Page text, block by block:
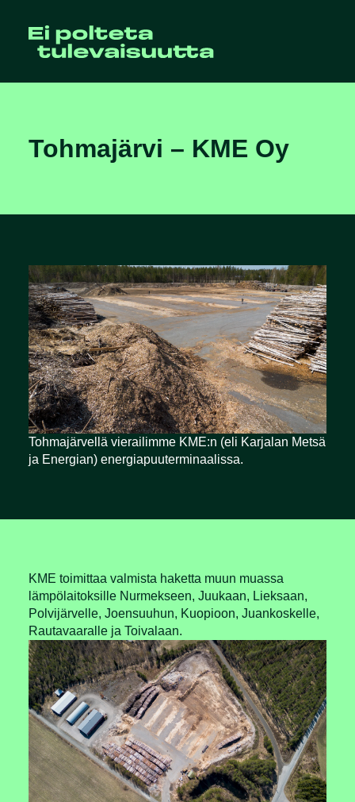
Tohmajärvi – KME Oy
Tohmajärvellä vierailimme KME:n (eli Karjalan Metsä
ja Energian) energiapuuterminaalissa.
KME toimittaa valmista haketta muun muassa
lämpölaitoksille Nurmekseen, Juukaan, Lieksaan,
Polvijärvelle, Joensuuhun, Kuopioon, Juankoskelle,
Rautavaaralle ja Toivalaan.